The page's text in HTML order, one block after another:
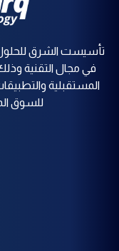
تأسيست الشرق للحلول
في مجال التقنية
المستقبلية
للسوق